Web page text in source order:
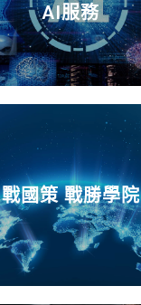
AI服務
戰國策 戰勝學院